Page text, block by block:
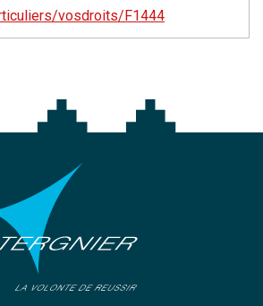
vosdroits/F1444